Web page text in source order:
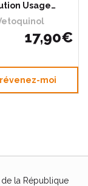
Usage…
17,90€
moi
la République